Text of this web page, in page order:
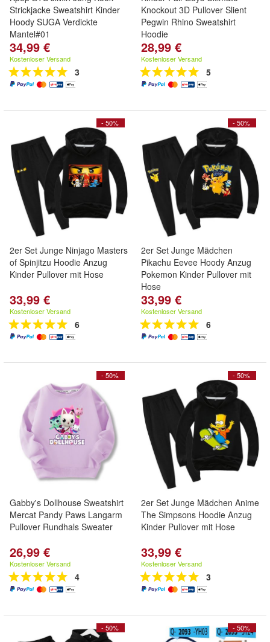
Strickjacke Sweatshirt Kinder
Hoody SUGA Verdickte
Mantel#01
34,99 €
Kostenloser Versand
3
Knockout 3D Pullover Slient
Pegwin Rhino Sweatshirt
Hoodie
28,99 €
Kostenloser Versand
5
- 50%
2er Set Junge Ninjago Masters
of Spinjitzu Hoodie Anzug
Kinder Pullover mit Hose
33,99 €
Kostenloser Versand
6
- 50%
2er Set Junge Mädchen
Pikachu Eevee Hoody Anzug
Pokemon Kinder Pullover mit
Hose
33,99 €
Kostenloser Versand
6
- 50%
Gabby's Dollhouse Sweatshirt
Mercat Pandy Paws Langarm
Pullover Rundhals Sweater
26,99 €
Kostenloser Versand
4
- 50%
2er Set Junge Mädchen Anime
The Simpsons Hoodie Anzug
Kinder Pullover mit Hose
33,99 €
Kostenloser Versand
3
- 50% - 50%